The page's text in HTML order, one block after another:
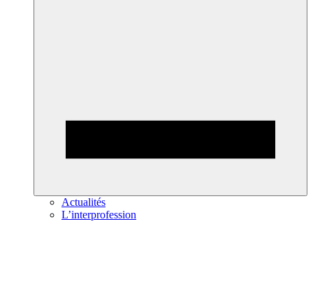
Actualités
L’interprofession